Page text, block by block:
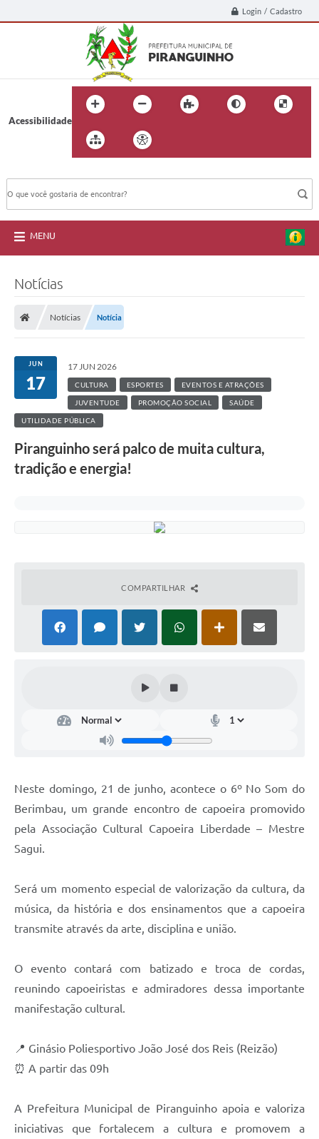
Login / Cadastro
Acessibilidade
MENU
Notícias
Notícias Notícia
JUN
17
17 JUN 2026
CULTURA ESPORTES EVENTOS E ATRAÇÕES
JUVENTUDE PROMOÇÃO SOCIAL SAÚDE
UTILIDADE PÚBLICA
Piranguinho será palco de muita cultura,
tradição e energia!
COMPARTILHAR
Neste domingo, 21 de junho, acontece o 6º No Som do
Berimbau, um grande encontro de capoeira promovido
pela Associação Cultural Capoeira Liberdade – Mestre
Sagui.
Será um momento especial de valorização da cultura, da
música, da história e dos ensinamentos que a capoeira
transmite através da arte, disciplina e união.
O evento contará com batizado e troca de cordas,
reunindo capoeiristas e admiradores dessa importante
manifestação cultural.
📍 Ginásio Poliesportivo João José dos Reis (Reizão)
⏰ A partir das 09h
A Prefeitura Municipal de Piranguinho apoia e valoriza
iniciativas que fortalecem a cultura e promovem a